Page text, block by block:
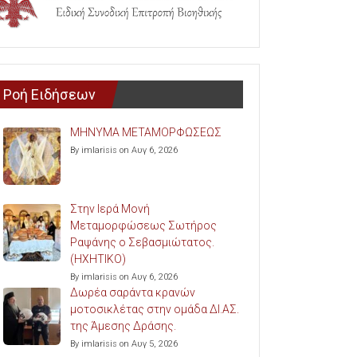
Ροή Ειδήσεων
ΜΗΝΥΜΑ ΜΕΤΑΜΟΡΦΩΣΕΩΣ
By imlarisis on Αυγ 6, 2026
Στην Ιερά Μονή
Μεταμορφώσεως Σωτήρος
Ραψάνης ο Σεβασμιώτατος.
(ΗΧΗΤΙΚΟ)
By imlarisis on Αυγ 6, 2026
Δωρέα σαράντα κρανών
μοτοσικλέτας στην ομάδα ΔΙ.ΑΣ.
της Άμεσης Δράσης.
By imlarisis on Αυγ 5, 2026